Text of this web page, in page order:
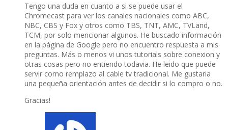
Tengo una duda en cuanto a si se puede usar el
Chromecast para ver los canales nacionales como ABC,
NBC, CBS y Fox y otros como TBS, TNT, AMC, TVLand,
TCM, por solo mencionar algunos. He buscado información
en la página de Google pero no encuentro respuesta a mis
preguntas. Más o menos vi unos tutorials sobre conexion y
otras cosas pero no entiendo todavia. He leido que puede
servir como remplazo al cable tv tradicional. Me gustaria
una pequeña orientación antes de decidir si lo compro o no.
Gracias!